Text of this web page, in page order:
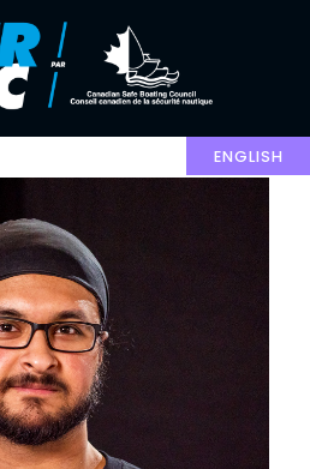
ENGLISH